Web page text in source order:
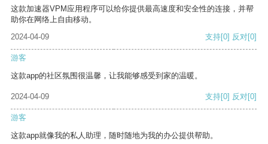
这款加速器VPM应用程序可以给你提供最高速度和安全性的连接，并帮
助你在网络上自由移动。
2024-04-09
支持[0] 反对[0]
游客
这款app的社区氛围很温馨，让我能够感受到家的温暖。
2024-04-09 支持[0] 反对[0]
游客
这款app就像我的私人助理，随时随地为我的办公提供帮助。